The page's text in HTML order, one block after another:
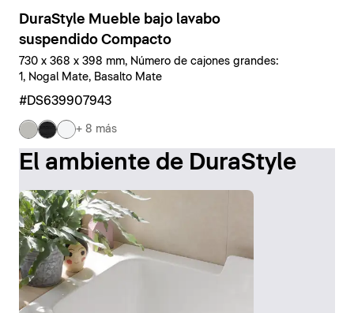
DuraStyle Mueble bajo lavabo
suspendido Compacto
730 x 368 x 398 mm, Número de cajones grandes:
1, Nogal Mate, Basalto Mate
#DS639907943
+ 8 más
El ambiente de DuraStyle